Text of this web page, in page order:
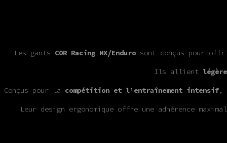
Les gants COR Racing MX/Endurosont conçus pour
Ils allient
Conçus pour la compétition et l’entraînement intensif,
Leur design ergonomique offre une adhérence